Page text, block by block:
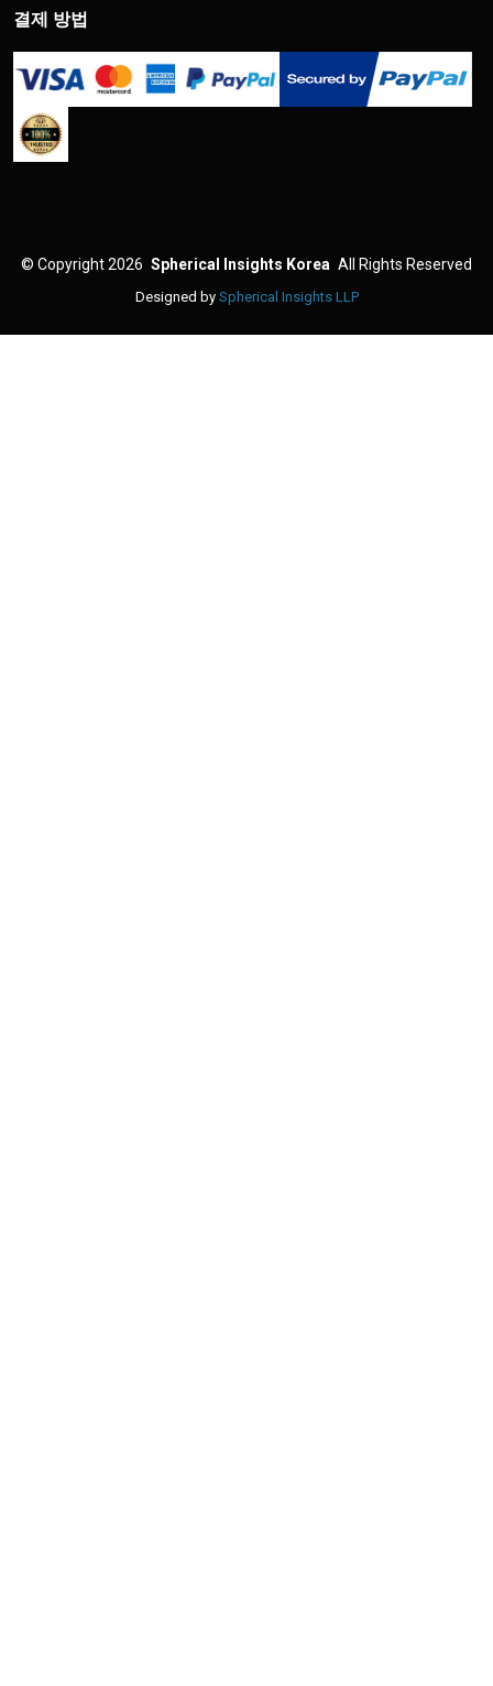
결제 방법
© Copyright 2026 Spherical Insights Korea All Rights Reserved
Designed by Spherical Insights LLP